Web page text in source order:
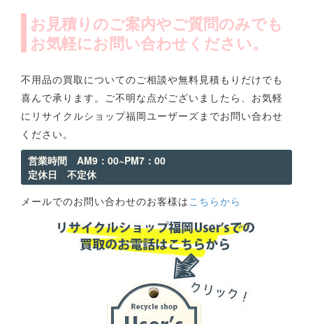
お見積りのご案内やご質問のみでも
お気軽にお問い合わせください。
不用品の買取についてのご相談や無料見積もりだけでも
喜んで承ります。ご不明な点がございましたら、お気軽
にリサイクルショップ福岡ユーザーズまでお問い合わせ
ください。
営業時間 AM9：00~PM7：00
定休日 不定休
メールでのお問い合わせのお客様は こちらから